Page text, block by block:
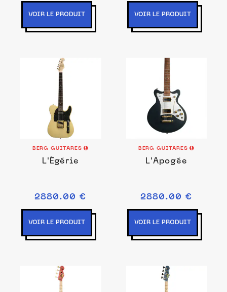
VOIR LE PRODUIT VOIR LE PRODUIT
BERG GUITARES
L'Égérie
2880.00 €
VOIR LE PRODUIT
BERG GUITARES
L'Apogée
2880.00 €
VOIR LE PRODUIT